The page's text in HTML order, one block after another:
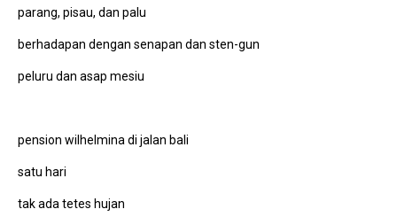
parang, pisau, dan palu
berhadapan dengan senapan dan sten-gun
peluru dan asap mesiu
pension wilhelmina di jalan bali
satu hari
tak ada tetes hujan